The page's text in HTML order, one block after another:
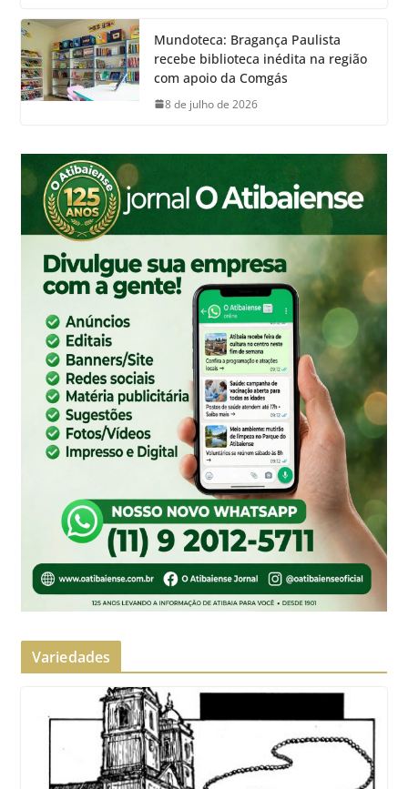
Mundoteca: Bragança Paulista
recebe biblioteca inédita na região
com apoio da Comgás
8 de julho de 2026
Variedades